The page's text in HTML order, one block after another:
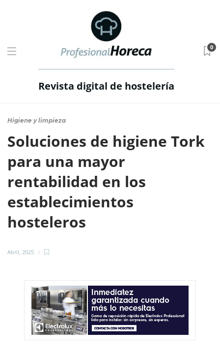
Revista digital de hostelería
0
Higiene y limpieza
Soluciones de higiene Tork
para una mayor
rentabilidad en los
establecimientos
hosteleros
Abril, 2025